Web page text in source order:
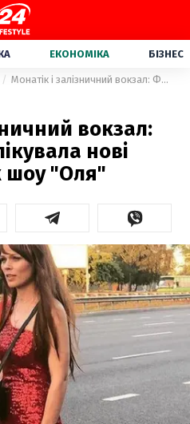
ЕКОНОМІКА БІЗНЕС
Монатік і залізничний вокзал: Фреймут опублікувала нові фото зі зйомок шоу "Оля"
вокзал:
нові
шоу "Оля"